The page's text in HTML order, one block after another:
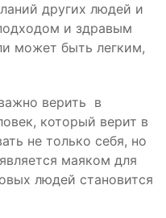
других людей и
и здравым
может быть легким,
верить в
который верит в
не только себя, но
маяком для
людей становится